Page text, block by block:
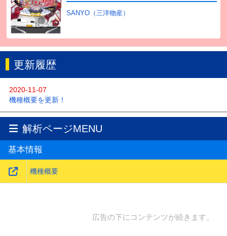
SANYO（三洋物産）
更新履歴
2020-11-07
機種概要を更新！
解析ページMENU
基本情報
機種概要
広告の下にコンテンツが続きます。